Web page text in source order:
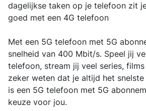
dagelijkse taken op je telefoon zit
goed met een 4G telefoon
Met een 5G telefoon met 5G
snelheid van 400 Mbit/s. Speel jij
telefoon, stream jij veel series,
zeker weten dat je altijd het
is een 5G telefoon met 5G
keuze voor jou.